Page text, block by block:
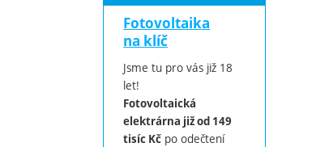
Fotovoltaika
na klíč
Jsme tu pro vás již 18
let!
Fotovoltaická
elektrárna již od 149
tisíc Kč po odečtení